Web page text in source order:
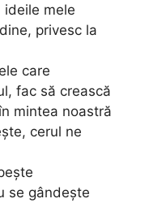
ideile mele
privesc la
care
fac să crească
mintea noastră
cerul ne
se gândește